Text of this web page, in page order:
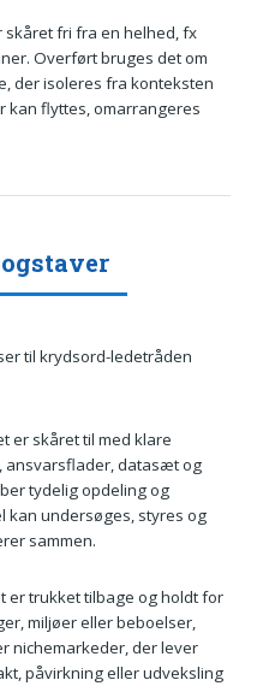
skåret fri fra en helhed, fx
Overført bruges det om
der isoleres fra konteksten
kan flyttes, omarrangeres
til krydsord-ledetråden
er skåret til med klare
ansvarsflader, datasæt og
tydelig opdeling og
kan undersøges, styres og
sammen.
er trukket tilbage og holdt for
miljøer eller beboelser,
nichemarkeder, der lever
påvirkning eller udveksling